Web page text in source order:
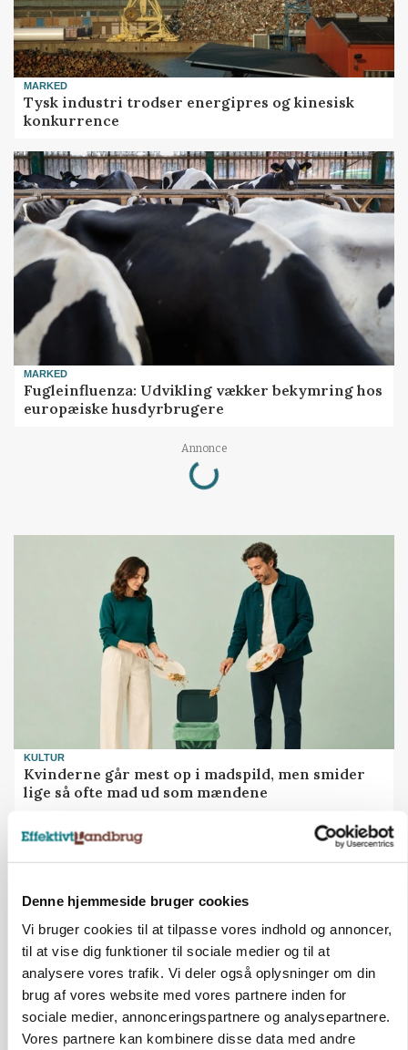
Denne hjemmeside bruger cookies
Vi bruger cookies til at tilpasse vores indhold og annoncer,
til at vise dig funktioner til sociale medier og til at
analysere vores trafik. Vi deler også oplysninger om din
brug af vores website med vores partnere inden for
sociale medier, annonceringspartnere og analysepartnere.
Vores partnere kan kombinere disse data med andre
MARKED
Tysk industri trodser energipres og kinesisk
konkurrence
MARKED
Fugleinfluenza: Udvikling vækker bekymring hos
europæiske husdyrbrugere
Annonce
Loading...
KULTUR
Kvinderne går mest op i madspild, men smider
lige så ofte mad ud som mændene